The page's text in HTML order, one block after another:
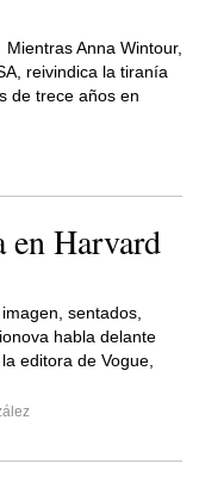
Mientras Anna Wintour,
reivindica la tiranía
de trece años en
Harvard
sentados,
habla delante
editora de Vogue,